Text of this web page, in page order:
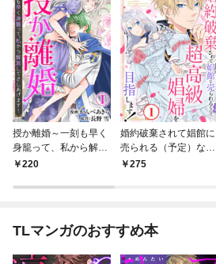
授か離婚～一刻も早く
身籠って、私から解放
してさしあげます！1
220
婚約破棄されて娼館に
売られる（予定）なの
で、超高級娼婦を目指
275
TLマンガのおすすめ本